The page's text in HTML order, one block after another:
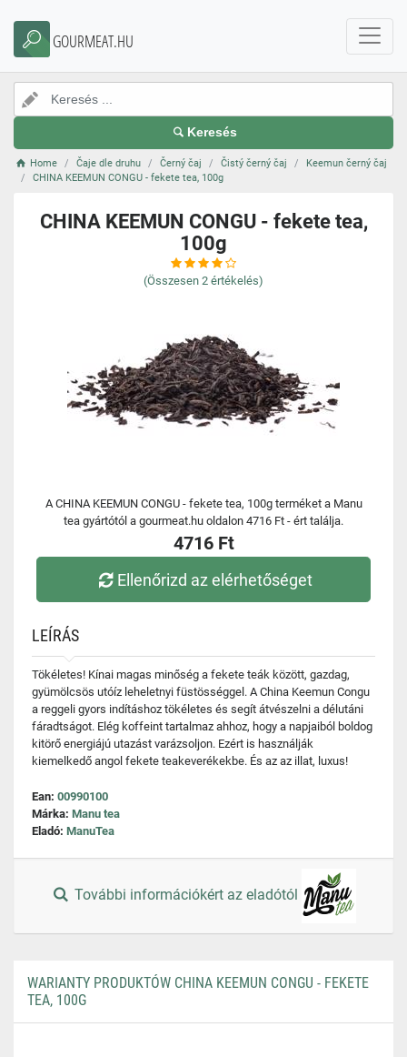
GOURMEAT.HU
Keresés
Home Čaje dle druhu Černý čaj Čistý černý čaj
Keemun černý čaj
CHINA KEEMUN CONGU - fekete tea, 100g
CHINA KEEMUN CONGU - fekete tea,
100g
(Összesen 2 értékelés)
A CHINA KEEMUN CONGU - fekete tea, 100g terméket a Manu
tea gyártótól a gourmeat.hu oldalon 4716 Ft - ért találja.
4716 Ft
Ellenőrizd az elérhetőséget
LEÍRÁS
Tökéletes! Kínai magas minőség a fekete teák között, gazdag,
gyümölcsös utóíz leheletnyi füstösséggel. A China Keemun Congu
a reggeli gyors indításhoz tökéletes és segít átvészelni a délutáni
fáradtságot. Elég koffeint tartalmaz ahhoz, hogy a napjaiból boldog
kitörő energiájú utazást varázsoljon. Ezért is használják
kiemelkedő angol fekete teakeverékekbe. És az az illat, luxus!
Ean: 00990100
Márka: Manu tea
Eladó: ManuTea
További információkért az eladótól
WARIANTY PRODUKTÓW CHINA KEEMUN CONGU - FEKETE
TEA, 100G